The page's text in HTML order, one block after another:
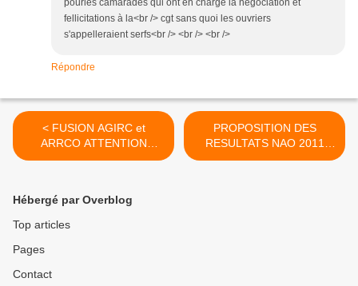
fellicitations à la<br /> cgt sans quoi les ouvriers
s'appelleraient serfs<br /> <br /> <br />
Répondre
< FUSION AGIRC et
ARRCO ATTENTION
DANGER!!!
PROPOSITION DES
RESULTATS NAO 2011
ENDEL >
Hébergé par Overblog
Top articles
Pages
Contact